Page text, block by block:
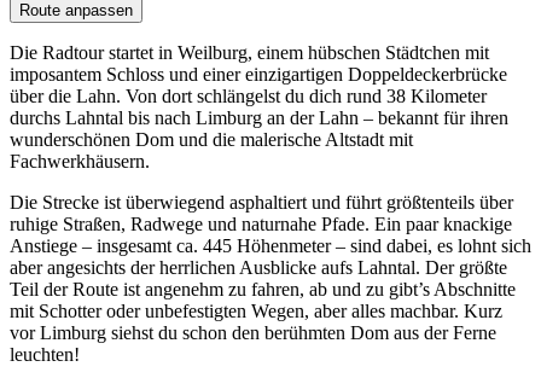
Route anpassen
Die Radtour startet in Weilburg, einem hübschen Städtchen mit
imposantem Schloss und einer einzigartigen Doppeldeckerbrücke
über die Lahn. Von dort schlängelst du dich rund 38 Kilometer
durchs Lahntal bis nach Limburg an der Lahn – bekannt für ihren
wunderschönen Dom und die malerische Altstadt mit
Fachwerkhäusern.
Die Strecke ist überwiegend asphaltiert und führt größtenteils über
ruhige Straßen, Radwege und naturnahe Pfade. Ein paar knackige
Anstiege – insgesamt ca. 445 Höhenmeter – sind dabei, es lohnt sich
aber angesichts der herrlichen Ausblicke aufs Lahntal. Der größte
Teil der Route ist angenehm zu fahren, ab und zu gibt’s Abschnitte
mit Schotter oder unbefestigten Wegen, aber alles machbar. Kurz
vor Limburg siehst du schon den berühmten Dom aus der Ferne
leuchten!